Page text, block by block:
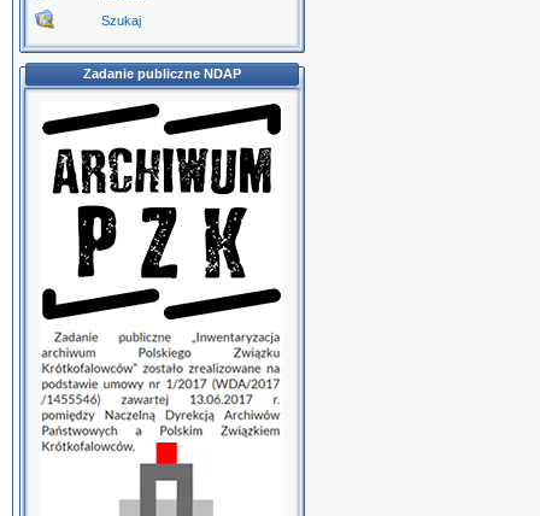
Szukaj
Zadanie publiczne NDAP